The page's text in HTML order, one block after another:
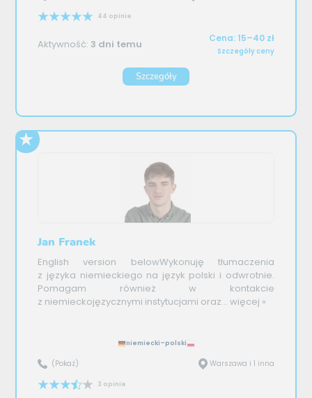
44 opinie
Aktywność: 3 dni temu Cena: 15–40 zł
Szczegóły ceny
Szczegóły
Jan Franek
English version belowWykonuję tłumaczenia
z języka niemieckiego na język polski i odwrotnie.
Pomagam również w kontakcie
z niemieckojęzycznymi instytucjami oraz... więcej »
niemiecki–polski
(Pokaż) Warszawa i 1 inna
3 opinie